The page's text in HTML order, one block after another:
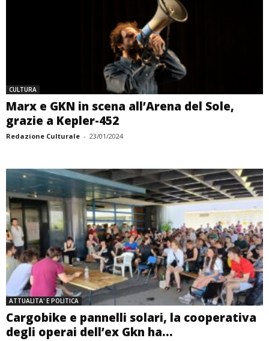
CULTURA
Marx e GKN in scena all’Arena del Sole,
grazie a Kepler-452
Redazione Culturale - 23/01/2024
ATTUALITA' E POLITICA
Cargobike e pannelli solari, la cooperativa
degli operai dell’ex Gkn ha...